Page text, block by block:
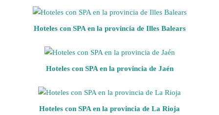
Hoteles con SPA en la provincia de Illes Balears
Hoteles con SPA en la provincia de Jaén
Hoteles con SPA en la provincia de La Rioja